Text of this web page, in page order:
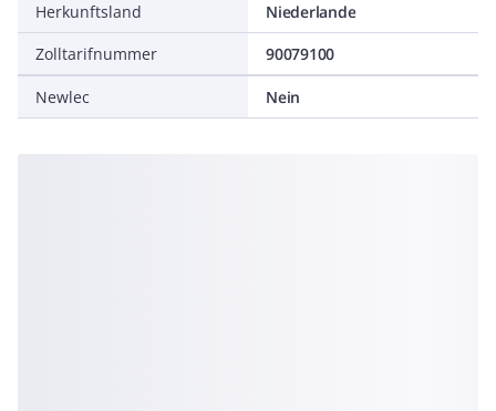
Herkunftsland
Niederlande
Zolltarifnummer
90079100
Newlec Nein